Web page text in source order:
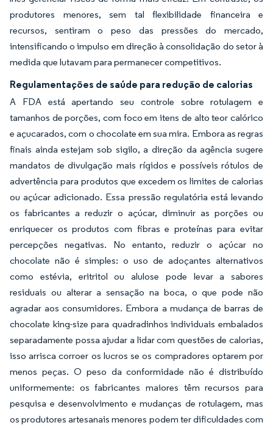
produtores menores, sem tal flexibilidade financeira e
recursos, sentiram o peso das pressões do mercado,
intensificando o impulso em direção à consolidação do setor à
medida que lutavam para permanecer competitivos.
Regulamentações de saúde para redução de calorias
A FDA está apertando seu controle sobre rotulagem e
tamanhos de porções, com foco em itens de alto teor calórico
e açucarados, com o chocolate em sua mira. Embora as regras
finais ainda estejam sob sigilo, a direção da agência sugere
mandatos de divulgação mais rígidos e possíveis rótulos de
advertência para produtos que excedem os limites de calorias
ou açúcar adicionado. Essa pressão regulatória está levando
os fabricantes a reduzir o açúcar, diminuir as porções ou
enriquecer os produtos com fibras e proteínas para evitar
percepções negativas. No entanto, reduzir o açúcar no
chocolate não é simples: o uso de adoçantes alternativos
como estévia, eritritol ou alulose pode levar a sabores
residuais ou alterar a sensação na boca, o que pode não
agradar aos consumidores. Embora a mudança de barras de
chocolate king-size para quadradinhos individuais embalados
separadamente possa ajudar a lidar com questões de calorias,
isso arrisca corroer os lucros se os compradores optarem por
menos peças. O peso da conformidade não é distribuído
uniformemente: os fabricantes maiores têm recursos para
pesquisa e desenvolvimento e mudanças de rotulagem, mas
os produtores artesanais menores podem ter dificuldades com